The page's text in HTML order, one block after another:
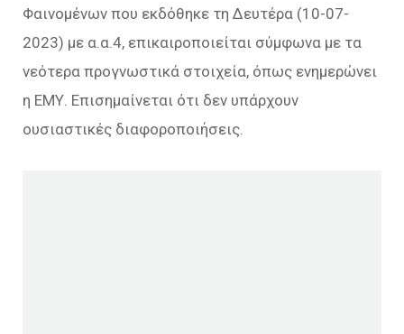
Φαινομένων που εκδόθηκε τη Δευτέρα (10-07-
2023) με α.α.4, επικαιροποιείται σύμφωνα με τα
νεότερα προγνωστικά στοιχεία, όπως ενημερώνει
η ΕΜΥ. Επισημαίνεται ότι δεν υπάρχουν
ουσιαστικές διαφοροποιήσεις.